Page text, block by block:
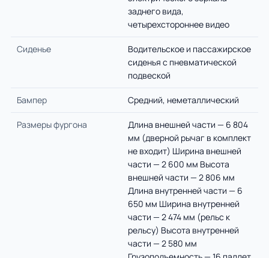
заднего вида,
четырехстороннее видео
Сиденье
Водительское и пассажирское
сиденья с пневматической
подвеской
Бампер Средний, неметаллический
Размеры фургона
Длина внешней части — 6 804
мм (дверной рычаг в комплект
не входит) Ширина внешней
части — 2 600 мм Высота
внешней части — 2 806 мм
Длина внутренней части — 6
650 мм Ширина внутренней
части — 2 474 мм (рельс к
рельсу) Высота внутренней
части — 2 580 мм